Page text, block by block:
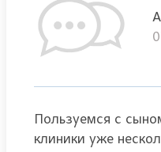
Пользуемся с
клиники уже